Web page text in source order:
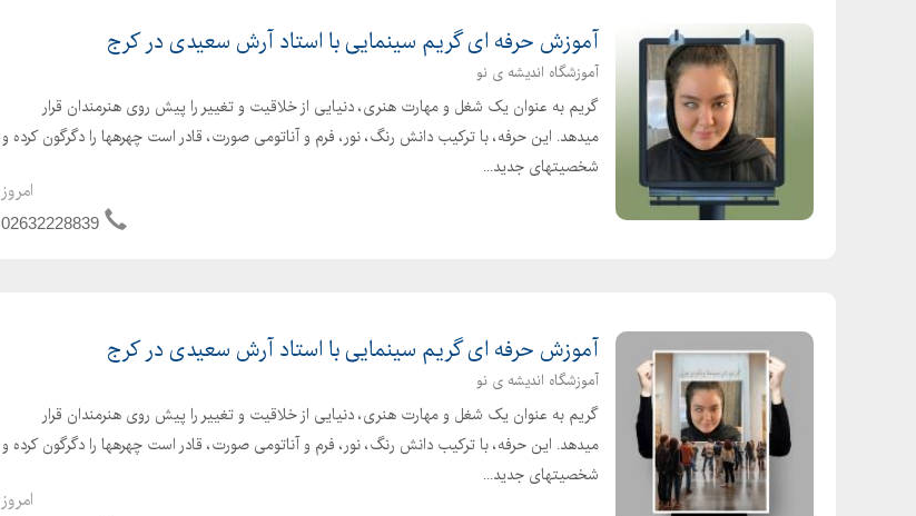
آموزش حرفه ای گریم سینمایی با استاد آرش سعیدی در کرج
آموزشگاه اندیشه ی نو
گریم به عنوان یک شغل و مهارت هنری، دنیایی از خلاقیت و تغییر را پیش روی هنرمندان قرار
میدهد. این حرفه، با ترکیب دانش رنگ، نور، فرم و آناتومی صورت، قادر است چهرهها را دگرگون کرده و
شخصیتهای جدید...
امروز
02632228839
آموزش حرفه ای گریم سینمایی با استاد آرش سعیدی در کرج
آموزشگاه اندیشه ی نو
گریم به عنوان یک شغل و مهارت هنری، دنیایی از خلاقیت و تغییر را پیش روی هنرمندان قرار
میدهد. این حرفه، با ترکیب دانش رنگ، نور، فرم و آناتومی صورت، قادر است چهرهها را دگرگون کرده و
شخصیتهای جدید...
امروز